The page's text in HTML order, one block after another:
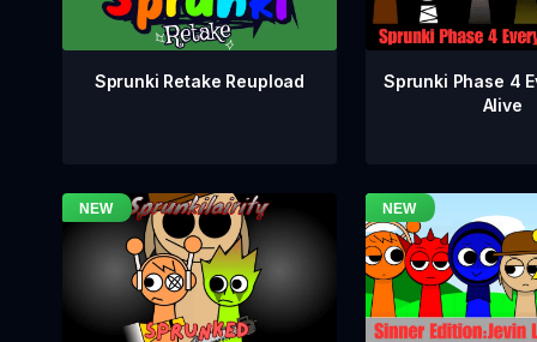
Sprunki Retake Reupload
Sprunki Phase 4
Alive